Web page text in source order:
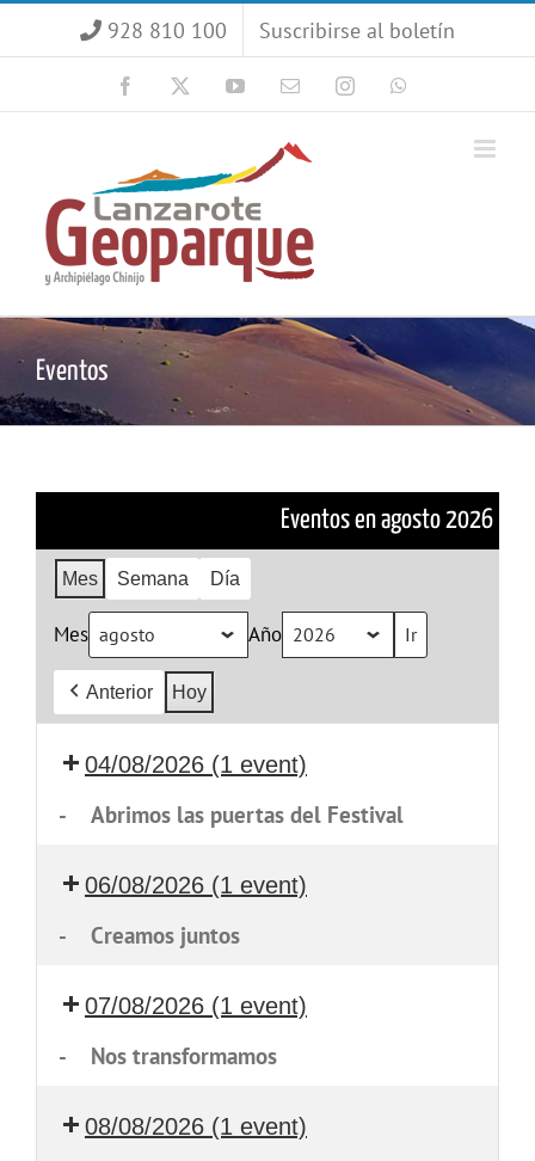
928 810 100 Suscribirse al boletín
Facebook YouTubeCorreoInstagram
Eventos
Eventos en agosto 2026
Mes Semana Día
Mes Año
Anterior Hoy
04/08/2026 (1 event)
- Abrimos las puertas del Festival
06/08/2026 (1 event)
- Creamos juntos
07/08/2026 (1 event)
- Nos transformamos
08/08/2026 (1 event)